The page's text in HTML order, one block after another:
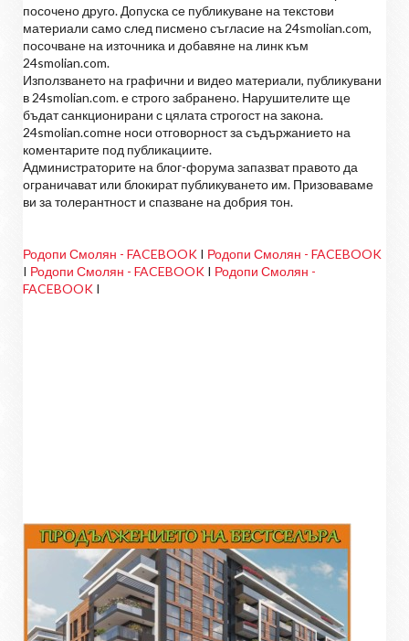
посочено друго. Допуска се публикуване на текстови
материали само след писмено съгласие на 24smolian.com,
посочване на източника и добавяне на линк към
24smolian.com.
Използването на графични и видео материали, публикувани
в 24smolian.com. е строго забранено. Нарушителите ще
бъдат санкционирани с цялата строгост на закона.
24smolian.comне носи отговорност за съдържанието на
коментарите под публикациите.
Администраторите на блог-форума запазват правото да
ограничават или блокират публикуването им. Призоваваме
ви за толерантност и спазване на добрия тон.
Родопи Смолян - FACEBOOK I Родопи Смолян - FACEBOOK
I Родопи Смолян - FACEBOOK I Родопи Смолян -
FACEBOOK I